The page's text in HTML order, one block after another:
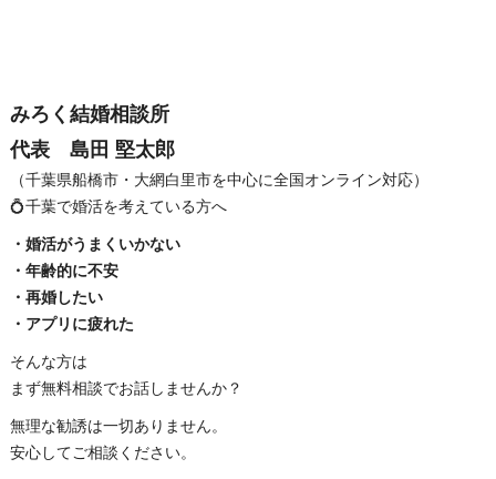
みろく結婚相談所
代表 島田 堅太郎
（千葉県船橋市・大網白里市を中心に全国オンライン対応）
💍千葉で婚活を考えている方へ
・婚活がうまくいかない
・年齢的に不安
・再婚したい
・アプリに疲れた
そんな方は
まず無料相談でお話しませんか？
無理な勧誘は一切ありません。
安心してご相談ください。